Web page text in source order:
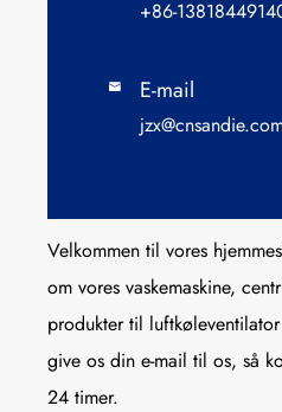
+86-
 E-mail
Velkommen til vores
om vores vaskemaskine,
produkter til
give os din e-mail til os, så
24 timer.